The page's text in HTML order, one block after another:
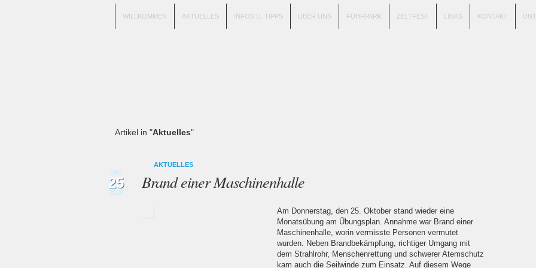
WILLKOMMEN AKTUELLES INFOS U. TIPPS ÜBER UNS FUHRPARK ZELTFEST LINKS KONTAKT
Artikel in "Aktuelles"
Okt.
25
2018
AKTUELLES
Brand einer Maschinenhalle
Am Donnerstag, den 25. Oktober stand wieder eine
Monatsübung am Übungsplan. Annahme war Brand einer
Maschinenhalle, worin vermisste Personen vermutet
wurden. Neben Brandbekämpfung, richtiger Umgang mit
dem Strahlrohr, Menschenrettung und schwerer Atemschutz
kam auch die Seilwinde zum Einsatz. Auf diesem Wege